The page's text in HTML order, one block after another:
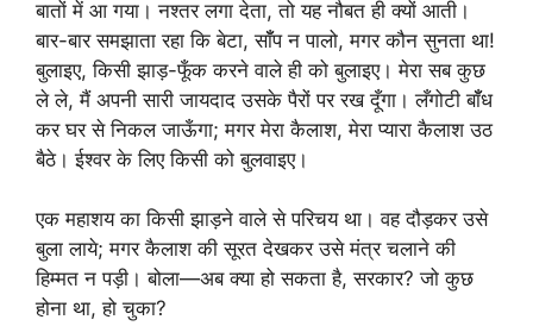
बातों में आ गया। नश्तर लगा देता, तो यह नौबत ही क्यों आती।
बार-बार समझाता रहा कि बेटा, सॉँप न पालो, मगर कौन सुनता था!
बुलाइए, किसी झाड़-फूँक करने वाले ही को बुलाइए। मेरा सब कुछ
ले ले, मैं अपनी सारी जायदाद उसके पैरों पर रख दूँगा। लँगोटी बॉँध
कर घर से निकल जाऊँगा; मगर मेरा कैलाश, मेरा प्यारा कैलाश उठ
बैठे। ईश्वर के लिए किसी को बुलवाइए।
एक महाशय का किसी झाड़ने वाले से परिचय था। वह दौड़कर उसे
बुला लाये; मगर कैलाश की सूरत देखकर उसे मंत्र चलाने की
हिम्मत न पड़ी। बोला—अब क्या हो सकता है, सरकार? जो कुछ
होना था, हो चुका?